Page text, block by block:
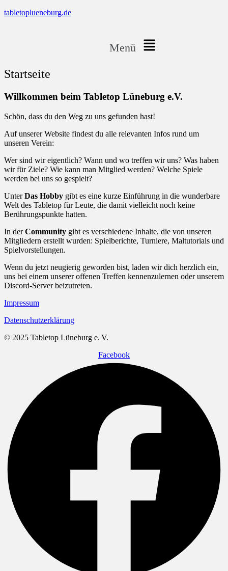
tabletoplueneburg.de
Menü
Startseite
Willkommen beim Tabletop Lüneburg e.V.
Schön, dass du den Weg zu uns gefunden hast!
Auf unserer Website findest du alle relevanten Infos rund um
unseren Verein:
Wer sind wir eigentlich? Wann und wo treffen wir uns? Was haben
wir für Ziele? Wie kann man Mitglied werden? Welche Spiele
werden bei uns so gespielt?
UnterDas Hobby gibt es eine kurze Einführung in die wunderbare
Welt des Tabletop für Leute, die damit vielleicht noch keine
Berührungspunkte hatten.
In derCommunity gibt es verschiedene Inhalte, die von unseren
Mitgliedern erstellt wurden: Spielberichte, Turniere, Maltutorials und
Spielvorstellungen.
Wenn du jetzt neugierig geworden bist, laden wir dich herzlich ein,
uns bei einem unserer offenen Treffen kennenzulernen oder unserem
Discord-Server beizutreten.
Impressum
Datenschutzerklärung
© 2025 Tabletop Lüneburg e. V.
Facebook